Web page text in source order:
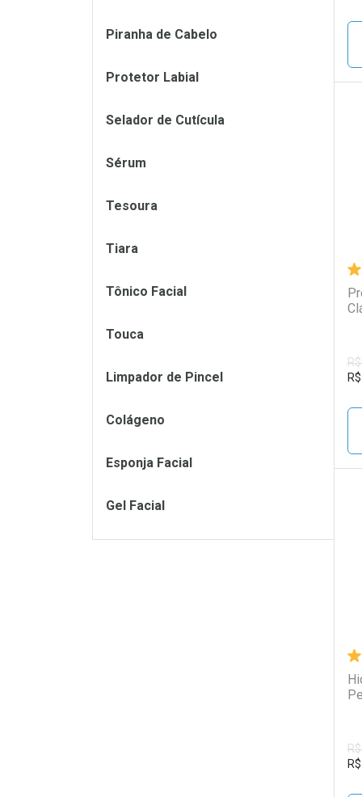
R$
R$
Piranha de Cabelo
Protetor Labial
Selador de Cutícula
Sérum
Tesoura
Tiara
Tônico Facial
Touca
Limpador de Pincel
Colágeno
Esponja Facial
Gel Facial